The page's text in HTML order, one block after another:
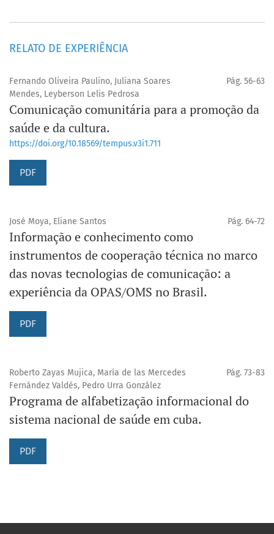
RELATO DE EXPERIÊNCIA
Fernando Oliveira Paulino, Juliana Soares
Mendes, Leyberson Lelis Pedrosa
Pág. 56-63
Comunicação comunitária para a promoção da
saúde e da cultura.
https://doi.org/10.18569/tempus.v3i1.711
PDF
José Moya, Eliane Santos Pág. 64-72
Informação e conhecimento como
instrumentos de cooperação técnica no marco
das novas tecnologias de comunicação: a
experiência da OPAS/OMS no Brasil.
PDF
Roberto Zayas Mujica, María de las Mercedes
Fernández Valdés, Pedro Urra González
Pág. 73-83
Programa de alfabetização informacional do
sistema nacional de saúde em cuba.
PDF